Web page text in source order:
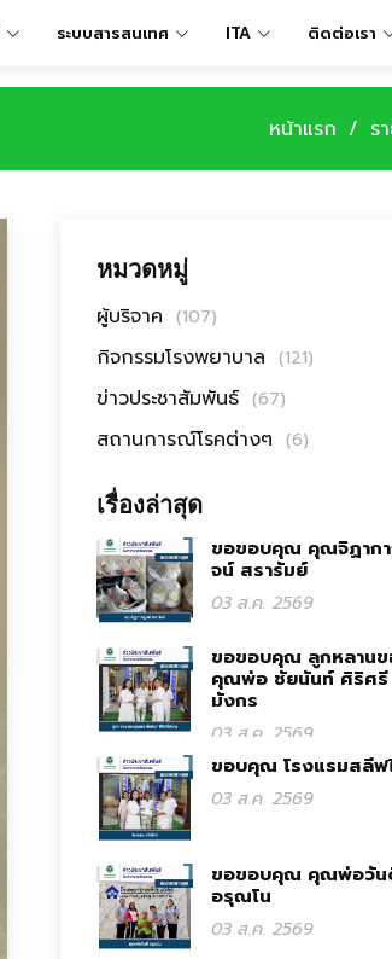
ระบบสารสนเทศ ITA ติดต่อเรา
หน้าแรก ร
หมวดหมู่
ผู้บริจาค (107)
กิจกรรมโรงพยาบาล (121)
ข่าวประชาสัมพันธ์ (67)
สถานการณ์โรคต่างๆ (6)
เรื่องล่าสุด
ขอขอบคุณ คุณจิฏาก
จน์ สรารัมย์
03 ส.ค. 2569
ขอขอบคุณ ลูกหลาน
คุณพ่อ ชัยนันท์ ศิริศรี
มังกร
03 ส.ค. 2569
ขอบคุณ โรงแรมสลีฟ
03 ส.ค. 2569
ขอขอบคุณ คุณพ่อวัน
อรุณโน
03 ส.ค. 2569